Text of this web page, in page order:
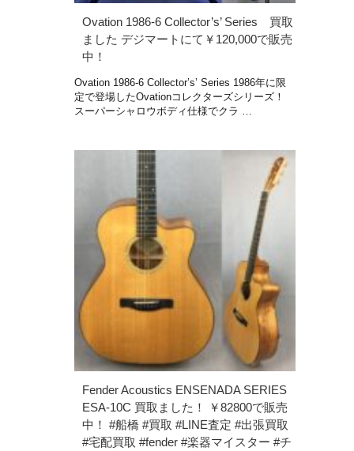
Ovation 1986-6 Collector’s’ Series 買取
ました デジマートにて￥120,000で販売
中！
Ovation 1986-6 Collector’s’ Series 1986年に限
定で登場したOvationコレクターズシリーズ！
スーパーシャロウボディ仕様でクラ …
Fender Acoustics ENSENADA SERIES
ESA-10C 買取ました！ ￥82800で販売
中！ #船橋 #買取 #LINE査定 #出張買取
#宅配買取 #fender #楽器マイスター #チ